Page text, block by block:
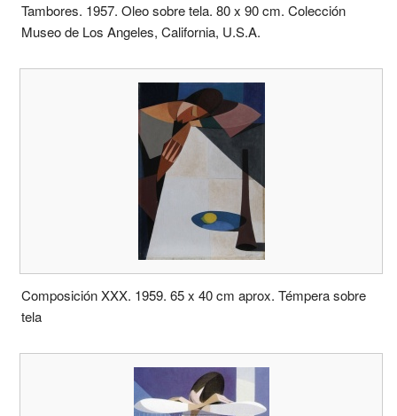
Tambores. 1957. Oleo sobre tela. 80 x 90 cm. Colección
Museo de Los Angeles, California, U.S.A.
Composición XXX. 1959. 65 x 40 cm aprox. Témpera sobre
tela